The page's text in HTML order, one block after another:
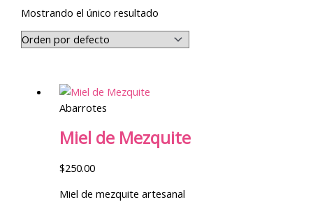
Mostrando el único resultado
Abarrotes
Miel de Mezquite
$250.00
Miel de mezquite artesanal